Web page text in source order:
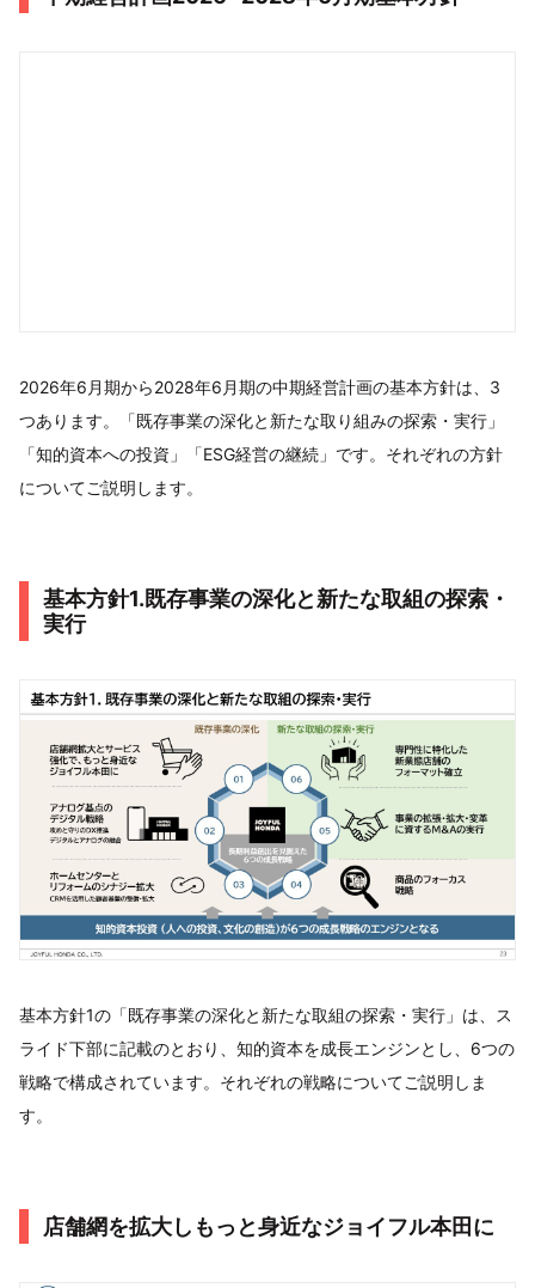
2026年6月期から2028年6月期の中期経営計画の基本方針は、3
つあります。「既存事業の深化と新たな取り組みの探索・実行」
「知的資本への投資」「ESG経営の継続」です。それぞれの方針
についてご説明します。
基本方針1.既存事業の深化と新たな取組の探索・
実行
基本方針1の「既存事業の深化と新たな取組の探索・実行」は、ス
ライド下部に記載のとおり、知的資本を成長エンジンとし、6つの
戦略で構成されています。それぞれの戦略についてご説明しま
す。
店舗網を拡大しもっと身近なジョイフル本田に